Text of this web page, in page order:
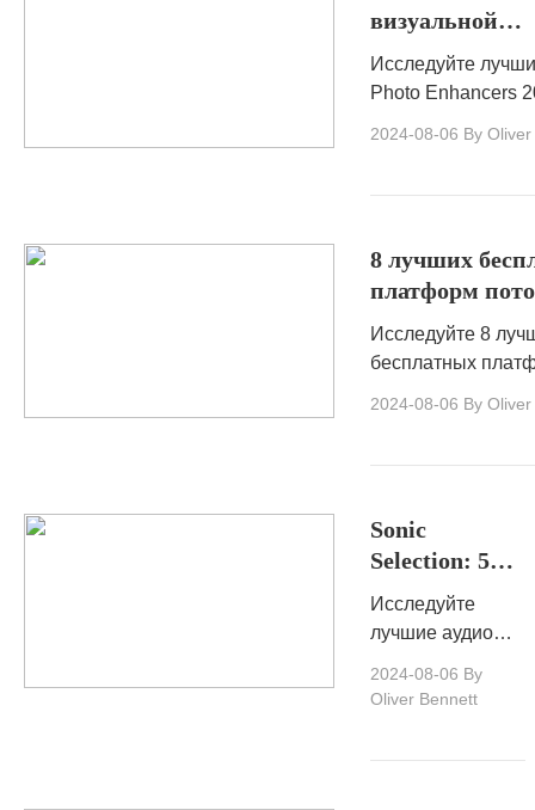
творческой
магии.
визуальной
изучение
2025
Исследуйте
Photo Enhancers
использовать эти
визуальной
2024-08-06 By
8 лучших
платформ
фильма,
должны знать
Исследуйте 8
бесплатных
фильмов в 2025
фильмами в
любое время, не
копейки.
2024-08-06 By
Sonic
Selection: 5
лучших
инструментов
звука
Исследуйте
лучшие аудио
Instagram, чтобы
2024-08-06 By
Oliver Bennett